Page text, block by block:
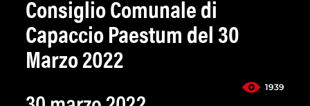
Consiglio Comunale di
Capaccio Paestum del 30
Marzo 2022
1939